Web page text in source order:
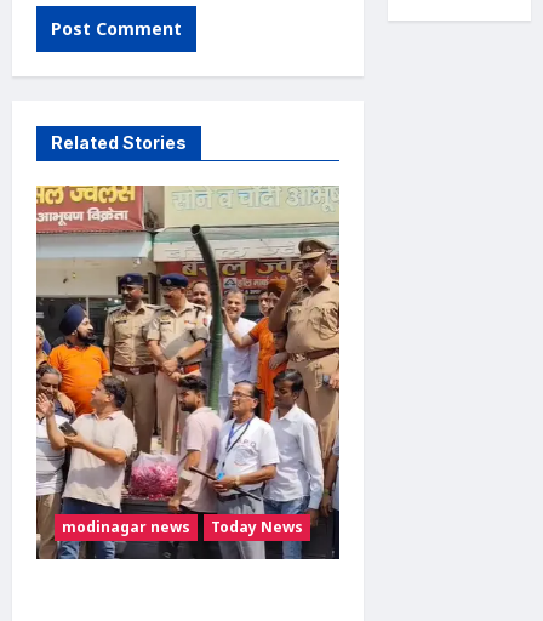
Related Stories
modinagar news Today News